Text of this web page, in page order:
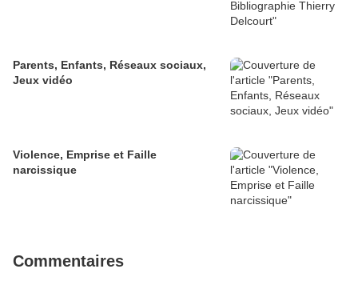
Parents, Enfants, Réseaux sociaux,
Jeux vidéo
Violence, Emprise et Faille
narcissique
Commentaires